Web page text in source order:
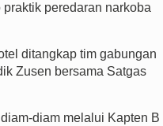
peredaran narkoba
ditangkap tim gabungan
Zusen bersama Satgas
diam melalui Kapten B